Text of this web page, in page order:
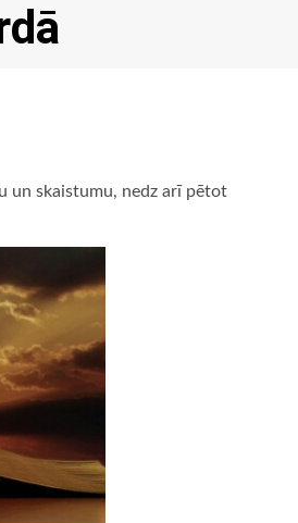
un skaistumu, nedz arī pētot